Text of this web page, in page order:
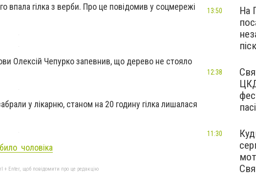
впала гілка з верби. Про це повідомив у соцмережі
Олексій Чепурко запевнив, що дерево не стояло
у лікарню, станом на 20 годину гілка лишалася
чоловіка
+ Enter, щоб повідомити про це редакцію
На
13:50
12:38
11:30